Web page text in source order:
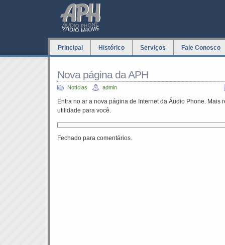
Principal Histórico Serviços Fale Conosco
Nova página da APH
Notícias admin
Entra no ar a nova página de Internet da Áudio Phone. Mais
utilidade para você.
Fechado para comentários.